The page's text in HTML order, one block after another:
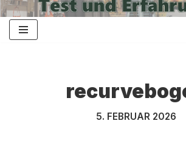
Zum
5. FEBRUAR 2026